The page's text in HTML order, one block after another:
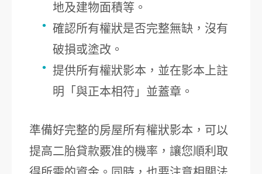
地及建物面積等。
確認所有權狀是否完整無缺，沒有
破損或塗改。
提供所有權狀影本，並在影本上註
明「與正本相符」並蓋章。
準備好完整的房屋所有權狀影本，可以
提高二胎貸款覈准的機率，讓您順利取